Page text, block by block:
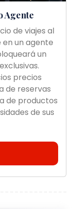
Agente
de viajes al
en un agente
un
precios
de reservas
de productos
de sus